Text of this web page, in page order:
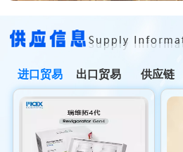
进口贸易 出口贸易 供应链